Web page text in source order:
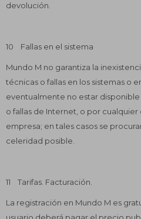
devolución.
10 Fallas en el sistema
Mundo M no garantiza la
técnicas o fallas en los sistemas o
eventualmente no estar
o fallas de Internet, o por cualquier
empresa; en tales casos se
celeridad posible.
11 Tarifas. Facturación.
La registración en Mundo M es